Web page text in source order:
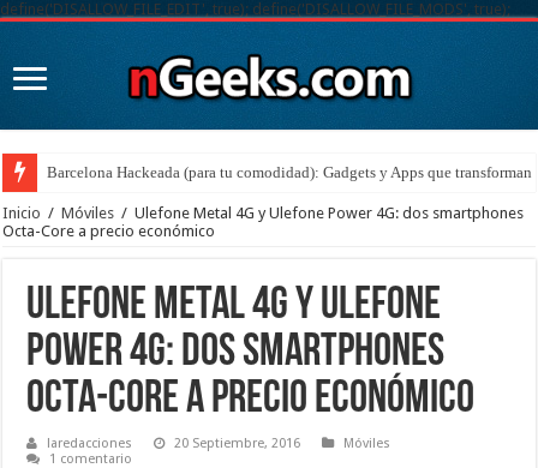
define('DISALLOW_FILE_EDIT', true); define('DISALLOW_FILE_MODS', true);
Barcelona Hackeada (para tu comodidad): Gadgets y Apps que transforman
Inicio / Móviles / Ulefone Metal 4G y Ulefone Power 4G: dos smartphones
Octa-Core a precio económico
Ulefone Metal 4G y Ulefone
Power 4G: dos smartphones
Octa-Core a precio económico
laredacciones 20 Septiembre, 2016
Móviles
1 comentario